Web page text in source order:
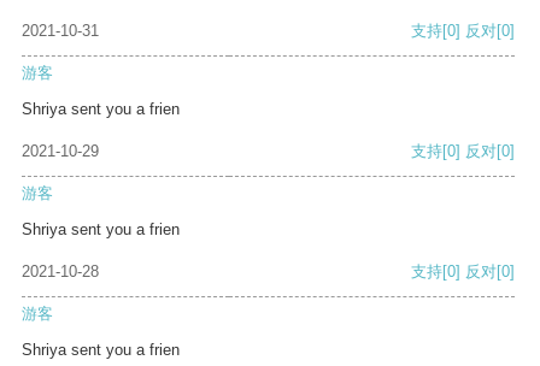
2021-10-31 支持[0] 反对[0]
游客
Shriya sent you a frien
2021-10-29 支持[0] 反对[0]
游客
Shriya sent you a frien
2021-10-28 支持[0] 反对[0]
游客
Shriya sent you a frien